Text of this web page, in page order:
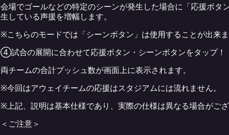
会場でゴールなどの特定のシーンが発生した場合に「応援ボ
生している声援を増幅します。
※こちらのモードでは「シーンボタン」は使用することが出来ま
④試合の展開に合わせて応援ボタン・シーンボタンをタップ！
両チームの合計プッシュ数が画面上に表示されます。
※今回はアウェイチームの応援はスタジアムには流れません。
※上記、説明は基本仕様であり、実際の仕様は異なる場合がござ
＜ご注意＞